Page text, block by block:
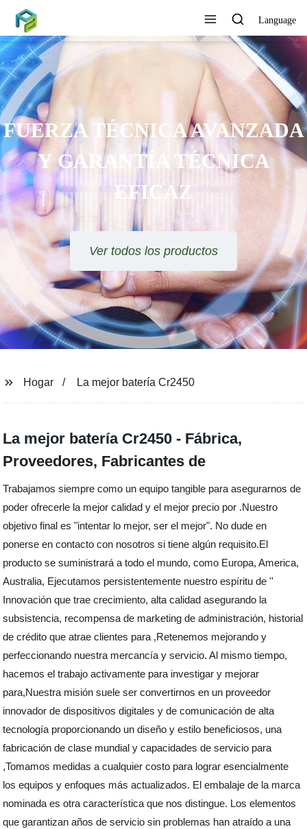
Language
FUERZA TÉCNICA AVANZADA
Y GARANTÍA TÉCNICA
EFICAZ
Ver todos los productos
Hogar La mejor batería Cr2450
La mejor batería Cr2450 - Fábrica,
Proveedores, Fabricantes de
Trabajamos siempre como un equipo tangible para asegurarnos de
poder ofrecerle la mejor calidad y el mejor precio por .Nuestro
objetivo final es "intentar lo mejor, ser el mejor". No dude en
ponerse en contacto con nosotros si tiene algún requisito.El
producto se suministrará a todo el mundo, como Europa, America,
Australia, Ejecutamos persistentemente nuestro espíritu de ''
Innovación que trae crecimiento, alta calidad asegurando la
subsistencia, recompensa de marketing de administración, historial
de crédito que atrae clientes para ,Retenemos mejorando y
perfeccionando nuestra mercancía y servicio. Al mismo tiempo,
hacemos el trabajo activamente para investigar y mejorar
para,Nuestra misión suele ser convertirnos en un proveedor
innovador de dispositivos digitales y de comunicación de alta
tecnología proporcionando un diseño y estilo beneficiosos, una
fabricación de clase mundial y capacidades de servicio para
,Tomamos medidas a cualquier costo para lograr esencialmente
los equipos y enfoques más actualizados. El embalaje de la marca
nominada es otra característica que nos distingue. Los elementos
que garantizan años de servicio sin problemas han atraído a una